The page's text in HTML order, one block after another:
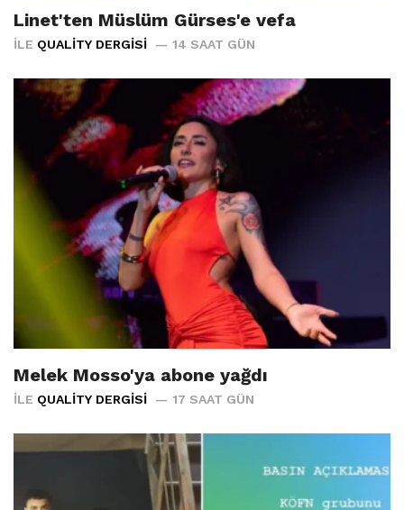
Linet'ten Müslüm Gürses'e vefa
İLE QUALITY DERGISI 14 SAAT GÜN
Melek Mosso'ya abone yağdı
İLE QUALITY DERGISI 17 SAAT GÜN